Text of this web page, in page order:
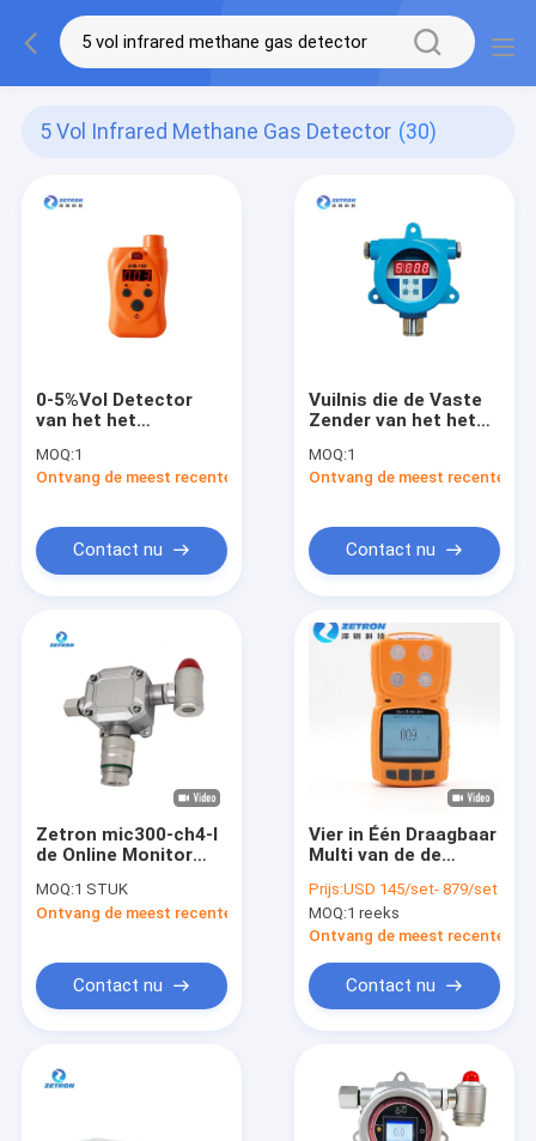
5 Vol Infrared Methane Gas Detector (30)
0-5%Vol Detector
van het het
de Handbediende
Infrarode met
Buisvertoning
MOQ:1
Ontvang de meest recente Prijs
Contact nu
Vuilnis die de Vaste
Zender van het het
Gasdetector
Infrarode vullen
MOQ:1
Ontvang de meest recente
Contact nu
Zetron mic300-ch4-I
de Online Monitor
Infrarode Enige Gas
van het Gasmethaan
MOQ:1 STUK
Ontvang de meest recente Prijs
Contact nu
Vier in Één Draagbaar
Multi van de de
van de Gasdetector
Katalytisch Alarm
van Honeywell
Prijs:USD 145/set- 879/set
MOQ:1 reeks
Ontvang de meest recente
Contact nu